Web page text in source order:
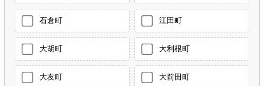
石倉町 江田町
大胡町 大利根町
大友町 大前田町